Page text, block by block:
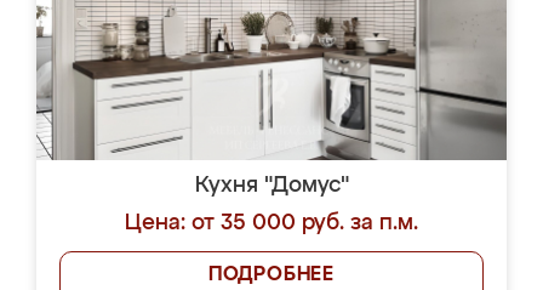
Кухня "Домус"
Цена: от 35 000 руб. за п.м.
ПОДРОБНЕЕ